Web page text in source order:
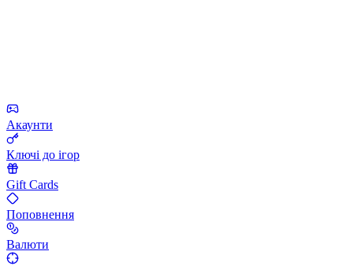
Акаунти
Ключі до ігор
Gift Cards
Поповнення
Валюти